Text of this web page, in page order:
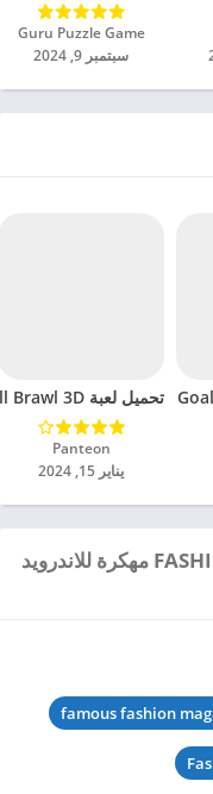
Guru Puzzle Game‏
سبتمبر 9, 2024
تحميل لعبة Ball Brawl 3D مهكرة للاندرويد 2024
Panteon‏
يناير 15, 2024
العلامات لـ تحميل لعبة FASHION FAMOUS مهكرة للاندرويد
famous fashion